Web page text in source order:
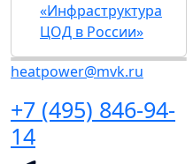
«Инфраструктура
ЦОД в России»
heatpower@mvk.ru
+7 (495) 846-94-
14